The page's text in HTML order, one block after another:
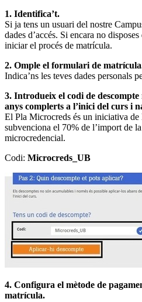
1. Identifica’t.
Si ja tens un usuari del nostre
dades d’accés. Si encara no
iniciar el procés de matrícula.
2. Omple el formulari de
Indica’ns les teves dades personals
3. Introdueix el codi de descompte
anys complerts a l’inici del curs i
El Pla Microcreds és un iniciativa
subvenciona el 70% de l’import de
microcredencial.
Codi: Microcreds_UB
4. Configura el mètode de
matrícula.